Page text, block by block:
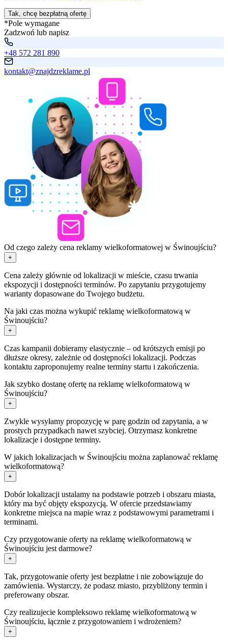
Tak, chcę bezpłatną ofertę
*Pole wymagane
Zadzwoń lub napisz
+48 572 281 890
kontakt@znajdzreklame.pl
Od czego zależy cena reklamy wielkoformatowej w Świnoujściu?
+
Cena zależy głównie od lokalizacji w mieście, czasu trwania
ekspozycji i dostępności terminów. Po zapytaniu przygotujemy
warianty dopasowane do Twojego budżetu.
Na jaki czas można wykupić reklamę wielkoformatową w
Świnoujściu?
+
Czas kampanii dobieramy elastycznie – od krótszych emisji po
dłuższe okresy, zależnie od dostępności lokalizacji. Podczas
kontaktu zaproponujemy realne terminy startu i zakończenia.
Jak szybko dostanę ofertę na reklamę wielkoformatową w
Świnoujściu?
+
Zwykle wysyłamy propozycję w parę godzin od zapytania, a w
prostych przypadkach nawet szybciej. Otrzymasz konkretne
lokalizacje i dostępne terminy.
W jakich lokalizacjach w Świnoujściu można zaplanować reklamę
wielkoformatową?
+
Dobór lokalizacji ustalamy na podstawie potrzeb i obszaru miasta,
który ma być objęty ekspozycją. W ofercie przedstawiamy
konkretne miejsca na mapie wraz z podstawowymi parametrami i
terminami.
Czy przygotowanie oferty na reklamę wielkoformatową w
Świnoujściu jest darmowe?
+
Tak, przygotowanie oferty jest bezpłatne i nie zobowiązuje do
zamówienia. Wystarczy, że podasz miasto, przybliżony termin i
preferowany obszar.
Czy realizujecie kompleksowo reklamę wielkoformatową w
Świnoujściu, łącznie z przygotowaniem i wdrożeniem?
+